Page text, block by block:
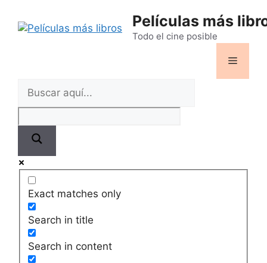
contenido
Películas más
Todo el cine posible
Menú
Exact matches only
Search in title
Search in content